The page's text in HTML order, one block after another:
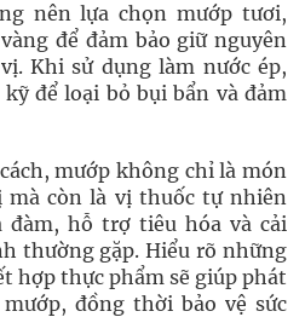
nên lựa chọn mướp tươi,
để đảm bảo giữ nguyên
Khi sử dụng làm nước ép,
để loại bỏ bụi bẩn và đảm
mướp không chỉ là món
mà còn là vị thuốc tự nhiên
hỗ trợ tiêu hóa và cải
thường gặp. Hiểu rõ những
hợp thực phẩm sẽ giúp phát
đồng thời bảo vệ sức